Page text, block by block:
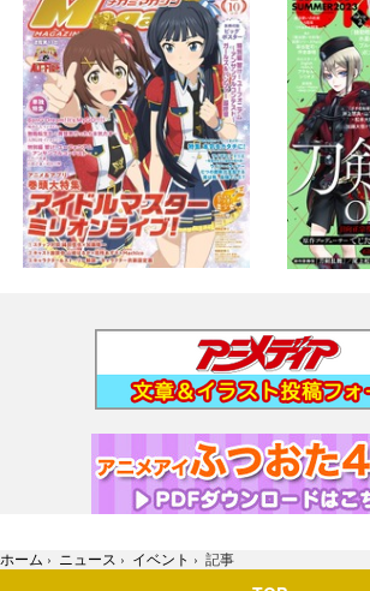
ホーム › ニュース › イベント › 記事